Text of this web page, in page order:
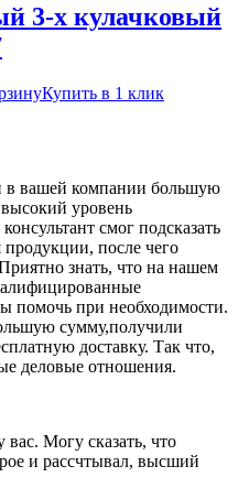
3-х кулачковый
Купить в 1 клик
в вашей компании большую
уровень
смог подсказать
продукции, после чего
знать, что на нашем
помочь при необходимости.
сумму,получили
доставку. Так что,
деловые отношения.
вас. Могу сказать, что
и рассчтывал, высший